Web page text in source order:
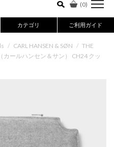
(0)
カテゴリ ご利用ガイド
/ CARL HANSEN & SØN / THE
カールハンセン＆サン） CH24 クッ